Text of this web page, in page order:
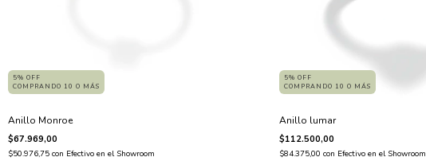
5% OFF
COMPRANDO 10 O MÁS
Anillo Monroe
$67.969,00
$50.976,75 con Efectivo en el Showroom
5% OFF
COMPRANDO 10 O MÁS
Anillo lumar
$112.500,00
$84.375,00 con Efectivo en el Showroom